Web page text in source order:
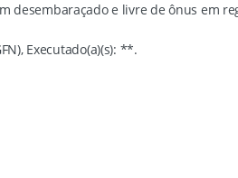
desembaraçado e livre de ônus em
Executado(a)(s): **.